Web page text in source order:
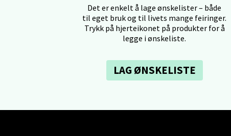
Det er enkelt å lage ønskelister – både
til eget bruk og til livets mange feiringer.
Trykk på hjerteikonet på produkter for å
legge i ønskeliste.
LAG ØNSKELISTE
Ski -